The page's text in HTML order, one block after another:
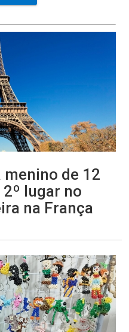
de 12
lugar no
na França